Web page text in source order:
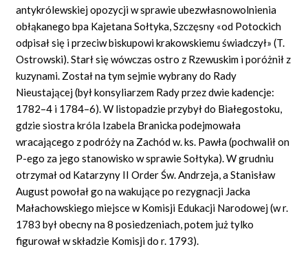
antykrólewskiej opozycji w sprawie ubezwłasnowolnienia
obłąkanego bpa Kajetana Sołtyka, Szczęsny «od Potockich
odpisał się i przeciw biskupowi krakowskiemu świadczył» (T.
Ostrowski). Starł się wówczas ostro z Rzewuskim i poróżnił z
kuzynami. Został na tym sejmie wybrany do Rady
Nieustającej (był konsyliarzem Rady przez dwie kadencje:
1782–4 i 1784–6). W listopadzie przybył do Białegostoku,
gdzie siostra króla Izabela Branicka podejmowała
wracającego z podróży na Zachód w. ks. Pawła (pochwalił on
P-ego za jego stanowisko w sprawie Sołtyka). W grudniu
otrzymał od Katarzyny II Order Św. Andrzeja, a Stanisław
August powołał go na wakujące po rezygnacji Jacka
Małachowskiego miejsce w Komisji Edukacji Narodowej (w r.
1783 był obecny na 8 posiedzeniach, potem już tylko
figurował w składzie Komisji do r. 1793).